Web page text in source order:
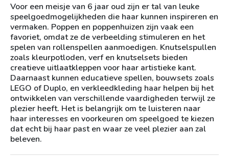
Voor een meisje van 6 jaar oud zijn er tal van leuke
speelgoedmogelijkheden die haar kunnen inspireren en
vermaken. Poppen en poppenhuizen zijn vaak een
favoriet, omdat ze de verbeelding stimuleren en het
spelen van rollenspellen aanmoedigen. Knutselspullen
zoals kleurpotloden, verf en knutselsets bieden
creatieve uitlaatkleppen voor haar artistieke kant.
Daarnaast kunnen educatieve spellen, bouwsets zoals
LEGO of Duplo, en verkleedkleding haar helpen bij het
ontwikkelen van verschillende vaardigheden terwijl ze
plezier heeft. Het is belangrijk om te luisteren naar
haar interesses en voorkeuren om speelgoed te kiezen
dat echt bij haar past en waar ze veel plezier aan zal
beleven.